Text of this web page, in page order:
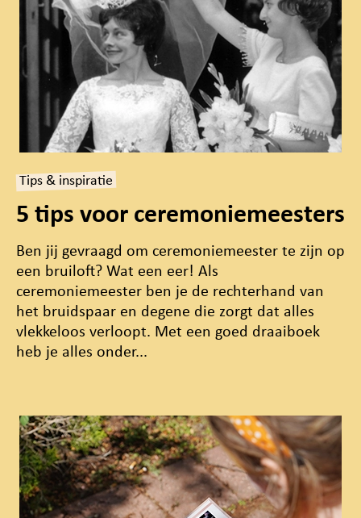
Tips & inspiratie
5 tips voor ceremoniemeesters
Ben jij gevraagd om ceremoniemeester te zijn op
een bruiloft? Wat een eer! Als
ceremoniemeester ben je de rechterhand van
het bruidspaar en degene die zorgt dat alles
vlekkeloos verloopt. Met een goed draaiboek
heb je alles onder...